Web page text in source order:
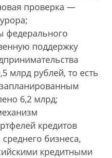
проверка —
федерального
поддержку
млрд руб­лей, то есть
6,2 млрд;
кредитов
бизнеса,
кредитными